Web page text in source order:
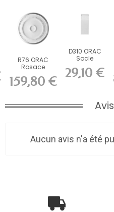
R76 ORAC
Rosace
Purotouch cm
159,80 €
D310 ORAC
Socle
Durofoam
L9,5 x H24,9
x...
29,10 €
Aucun avis n'a été